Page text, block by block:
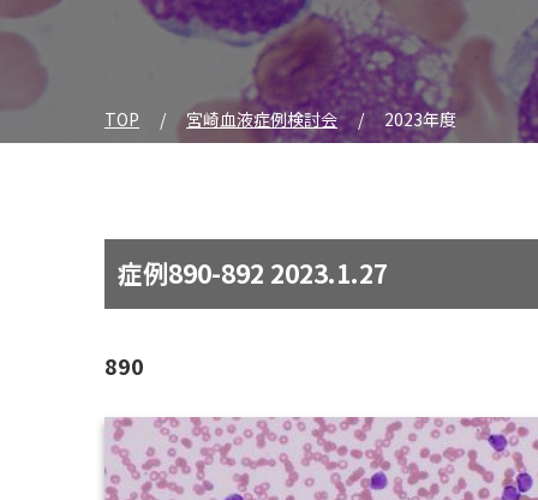
TOP 宮崎血液症例検討会 2023年度
症例890-892 2023.1.27
890